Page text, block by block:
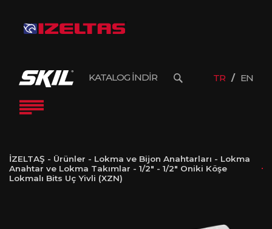
KATALOG İNDİR TR EN
İZELTAŞ - Ürünler - Lokma ve Bijon Anahtarları - Lokma
Anahtar ve Lokma Takımlar - 1/2" - 1/2″ Oniki Köşe
Lokmalı Bits Uç Yivli (XZN)